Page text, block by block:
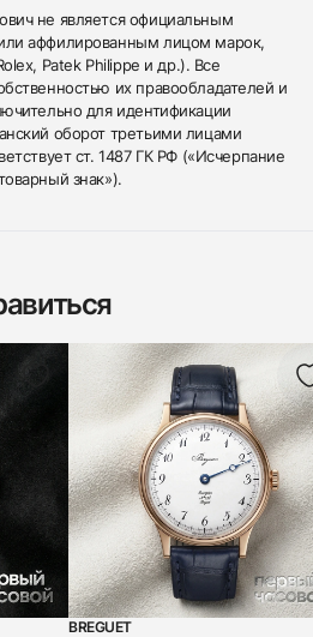
не является официальным
аффилированным лицом марок,
Patek Philippe и др.). Все
их правообладателей и
для идентификации
оборот третьими лицами
ст. 1487 ГК РФ («Исчерпание
знак»).
BREGUET